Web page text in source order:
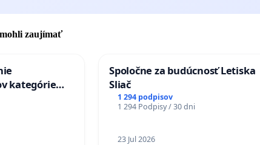
zaujímať
kategórie
v železničnej
Spoločne za budúcnosť Letiska
Sliač
1 294 podpisov
1 294 Podpisy / 30 dni
23 Jul 2026